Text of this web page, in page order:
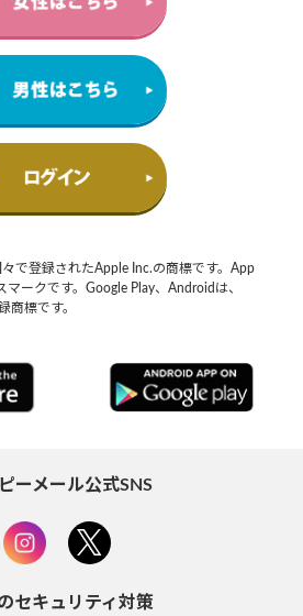
で登録されたApple Inc.の商標です。App
ークです。Google Play、Androidは、
商標です。
ーメール公式SNS
セキュリティ対策